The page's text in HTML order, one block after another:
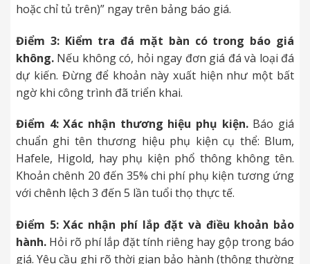
hoặc chỉ tủ trên)” ngay trên bảng báo giá.
Điểm 3: Kiểm tra đá mặt bàn có trong báo giá
không. Nếu không có, hỏi ngay đơn giá đá và loại đá
dự kiến. Đừng để khoản này xuất hiện như một bất
ngờ khi công trình đã triển khai.
Điểm 4: Xác nhận thương hiệu phụ kiện.Báo giá
chuẩn ghi tên thương hiệu phụ kiện cụ thể: Blum,
Hafele, Higold, hay phụ kiện phổ thông không tên.
Khoản chênh 20 đến 35% chi phí phụ kiện tương ứng
với chênh lệch 3 đến 5 lần tuổi thọ thực tế.
Điểm 5: Xác nhận phí lắp đặt và điều khoản bảo
hành. Hỏi rõ phí lắp đặt tính riêng hay gộp trong báo
giá. Yêu cầu ghi rõ thời gian bảo hành (thông thường